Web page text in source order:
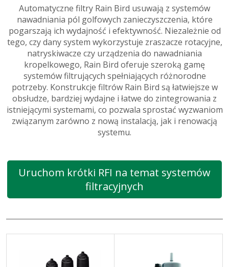
Automatyczne filtry Rain Bird usuwają z systemów
nawadniania pól golfowych zanieczyszczenia, które
pogarszają ich wydajność i efektywność. Niezależnie od
tego, czy dany system wykorzystuje zraszacze rotacyjne,
natryskiwacze czy urządzenia do nawadniania
kropelkowego, Rain Bird oferuje szeroką gamę
systemów filtrujących spełniających różnorodne
potrzeby. Konstrukcje filtrów Rain Bird są łatwiejsze w
obsłudze, bardziej wydajne i łatwe do zintegrowania z
istniejącymi systemami, co pozwala sprostać wyzwaniom
związanym zarówno z nową instalacją, jak i renowacją
systemu.
Uruchom krótki RFI na temat systemów
filtracyjnych